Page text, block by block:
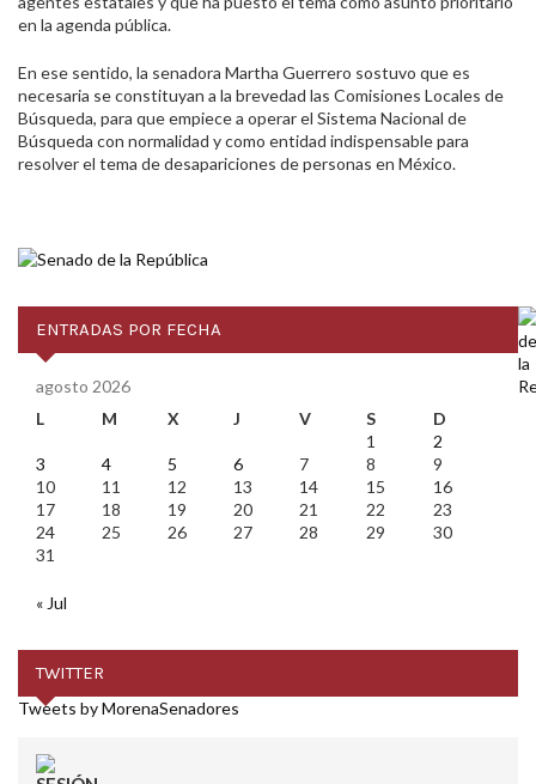
en la agenda pública.
En ese sentido, la senadora Martha Guerrero sostuvo que es
necesaria se constituyan a la brevedad las Comisiones Locales de
Búsqueda, para que empiece a operar el Sistema Nacional de
Búsqueda con normalidad y como entidad indispensable para
resolver el tema de desapariciones de personas en México.
ENTRADAS POR FECHA
agosto 2026
L
M X J V S
D
1
2
3
4 5 6 7 8
9
10
11 12 13 14 15
16
17
18 19 20 21 22
23
24
25 26 27 28 29
30
31
« Jul
TWITTER
Tweets by MorenaSenadores